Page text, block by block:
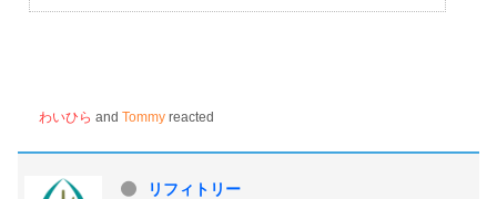
わいひら and Tommy reacted
リフィトリー